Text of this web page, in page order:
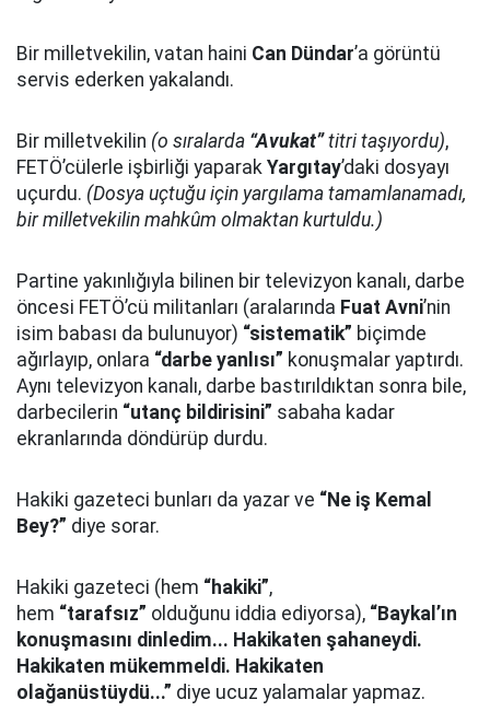
Bir milletvekilin, vatan haini Can Dündar’a görüntü
servis ederken yakalandı.
Bir milletvekilin (o sıralarda “Avukat”titri taşıyordu),
FETÖ’cülerle işbirliği yaparak Yargıtay’daki dosyayı
uçurdu. (Dosya uçtuğu için yargılama tamamlanamadı,
bir milletvekilin mahkûm olmaktan kurtuldu.)
Partine yakınlığıyla bilinen bir televizyon kanalı, darbe
öncesi FETÖ’cü militanları (aralarında Fuat Avni’nin
isim babası da bulunuyor) “sistematik” biçimde
ağırlayıp, onlara “darbe yanlısı” konuşmalar yaptırdı.
Aynı televizyon kanalı, darbe bastırıldıktan sonra bile,
darbecilerin “utanç bildirisini” sabaha kadar
ekranlarında döndürüp durdu.
Hakiki gazeteci bunları da yazar ve “Ne iş Kemal
Bey?” diye sorar.
Hakiki gazeteci (hem “hakiki”,
hem “tarafsız” olduğunu iddia ediyorsa), “Baykal’ın
konuşmasını dinledim... Hakikaten şahaneydi.
Hakikaten mükemmeldi. Hakikaten
olağanüstüydü...” diye ucuz yalamalar yapmaz.